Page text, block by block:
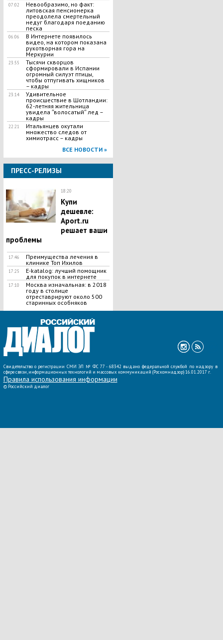
07:02
Невообразимо, но факт:
литовская пенсионерка
преодолела смертельный
недуг благодаря поеданию
песка
06:06
В Интернете появилось
видео, на котором показана
рукотворная гора на
Меркурии
23:55
Тысячи скворцов
сформировали в Испании
огромный силуэт птицы,
чтобы отпугивать хищников
– кадры
23:14
Удивительное
происшествие в Шотландии:
62-летняя жительница
увидела ʺволосатыйʺ лед –
кадры
22:21
Итальянцев окутали
множество следов от
химиотрасс – кадры
ВСЕ НОВОСТИ »
ПРЕСС-РЕЛИЗЫ
18:20
Купи
дешевле:
Aport.ru
решает ваши
проблемы
17:46
Преимущества лечения в
клинике Топ Ихилов
17:25
E-katalog: лучший помощник
для покупок в интернете
17:10
Москва изначальная: в 2018
году в столице
отреставрируют около 500
старинных особняков
Свидетельство о регистрации СМИ ЭЛ № ФС 77 - 68342 выдано федеральной службой по надзору в
сфере связи, информационных технологий и массовых коммуникаций (Роскомнадзор) 16.01.2017 г.
Правила использования информации
© Российский диалог